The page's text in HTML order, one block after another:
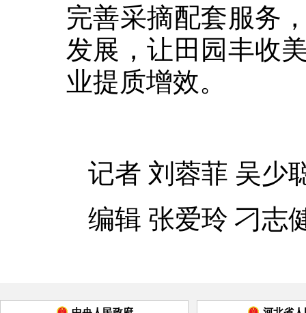
完善采摘配套服务
发展，让田园丰收
业提质增效。
记者 刘蓉菲 吴少
编辑 张爱玲 刁志